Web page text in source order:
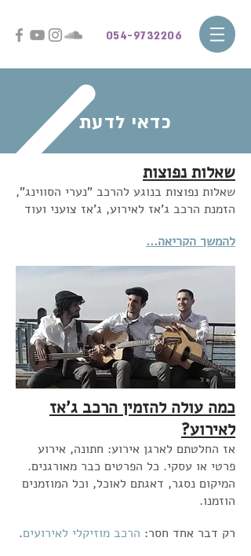
054-9732206
כדאי לדעת
שאלות נפוצות
שאלות נפוצות בנוגע להרכב "נערי הסווינג",
הזמנת הרכב ג'אז לאירוע, ג'אז צועני ועוד
להמשך הקריאה...
כמה עולה להזמין הרכב ג'אז
לאירוע?
אז החלטתם לארגן אירוע: חתונה, אירוע
פרטי או עסקי. כל הפרטים כבר מאורגנים.
המיקום נסגר, דאגתם לאוכל, וכל המוזמנים
הוזמנו.
רק דבר אחד חסר: הרכב מוזיקלי לאירועים.